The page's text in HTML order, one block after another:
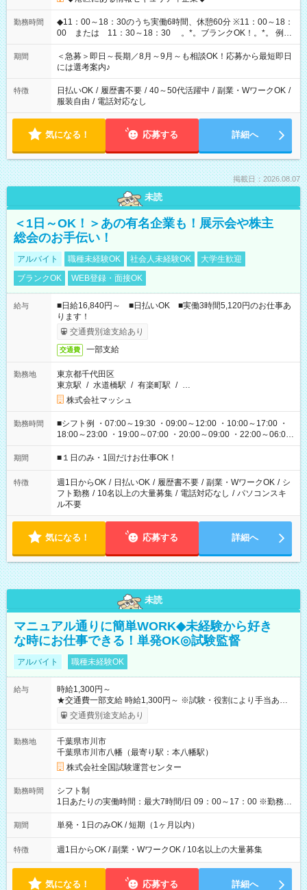
勤務時間
◆11：00～18：30のうち実働6時間、休憩60分 ※11：00～18：
00 または 11：30～18：30 。*。ブランクOK！。*。 例え
ば前職が、 在宅/財団法人/事務/コールセンター/受付/販売/カフェ
スタッフ スイーツ販売/ホテルフロント/化粧品販売/など 様々な
業界から入社して活躍されています♪
期間
＜急募＞即日～長期／8月～9月～も相談OK！応募から最短即日
には選考案内♪
特徴 日払いOK / 履歴書不要 / 40～50代活躍中 / 副業・WワークOK /
服装自由 / 電話対応なし
気になる！ 応募する 詳細へ
掲載日：2026.08.07
未読
＜1日～OK！＞あの有名企業も！展示会や株主
総会のお手伝い！
アルバイト 職種未経験OK 社会人未経験OK
大学生歓迎
ブランクOK
WEB登録・面接OK
給与
■日給16,840円～ ■日払いOK ■実働3時間5,120円のお仕事あ
ります！
交通費別途支給あり
交通費 一部支給
勤務地
東京都千代田区
東京駅 / 水道橋駅 / 有楽町駅 / …
株式会社マッシュ
勤務時間
■シフト例 ・07:00～19:30 ・09:00～12:00 ・10:00～17:00 ・
18:00～23:00 ・19:00～07:00 ・20:00～09:00 ・22:00～06:00
etc ★最短で3時間で5,120円のお仕事から 15時間で2万円近く稼
げるお仕事も！ ご希望のお時間に合わせてご紹介！ ※シフトは
ください！
期間 ■１日のみ・1回だけお仕事OK！
特徴 週1日からOK / 日払いOK / 履歴書不要 / 副業・WワークOK / シ
フト勤務 / 10名以上の大量募集 / 電話対応なし / パソコンスキ
ル不要
気になる！ 応募する 詳細へ
未読
マニュアル通りに簡単WORK◆未経験から好き
な時にお仕事できる！単発OK◎試験監督
アルバイト 職種未経験OK
給与
時給1,300円～
★交通費一部支給 時給1,300円～ ※試験・役割により手当あり
※勤務回数により昇給あり 【即給（前払い）オプションあ
り！】 希望される場合、勤務から1週間ほどで給与の一部を受け
例】 ・河合塾模擬試験 8:30～17:30（休憩1時間） 時給1,300円
×8時間＝日収10,400円＋交通費 ※当日の役割により時給＋100
円の場合あり ・国家試験 7:00～13:30（休憩なし） 時給1,300
円（役割手当＋100円）×6時間＝日収8,400円＋交通費 【試用期
間】試用期間なし
交通費別途支給あり
勤務地
千葉県市川市
千葉県市川市八幡（最寄り駅：本八幡駅）
株式会社全国試験運営センター
勤務時間
シフト制
1日あたりの実働時間：最大7時間/日 09：00～17：00 ※勤務時
間は 試験により異なります。
期間 単発・1日のみOK / 短期（1ヶ月以内）
特徴 週1日からOK / 副業・WワークOK / 10名以上の大量募集
気になる！ 応募する 詳細へ